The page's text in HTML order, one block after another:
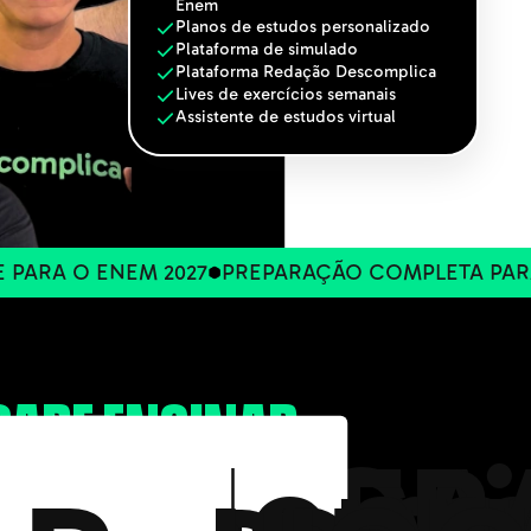
Enem
Planos de estudos personalizado
Plataforma de simulado
Plataforma Redação Descomplica
Lives de exercícios semanais
Assistente de estudos virtual
2027 PREPARAÇÃO COMPLETA PARA
ENSINAR